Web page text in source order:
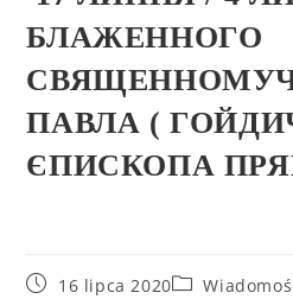
БЛАЖЕННОГО
ПАВЛА (
ЄПИСКОПА
16 lipca 2020